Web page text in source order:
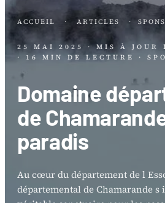
ACCUEIL · ARTICLES ·
25 MAI 2025 · MIS À JOUR
· 16 MIN DE LECTURE
·
Domaine
de
paradis
Au cœur du département de l
départemental de Chamarande s